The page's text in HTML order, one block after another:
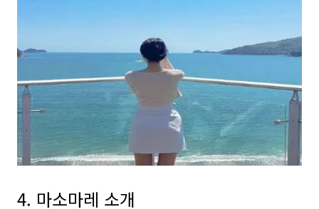
4. 마소마레 소개